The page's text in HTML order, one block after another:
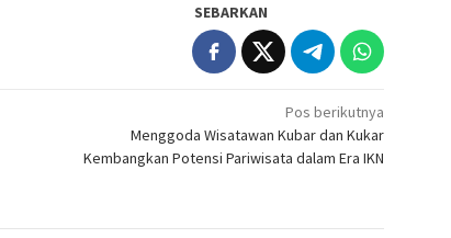
SEBARKAN
Pos berikutnya
Menggoda Wisatawan Kubar dan Kukar
Kembangkan Potensi Pariwisata dalam Era IKN